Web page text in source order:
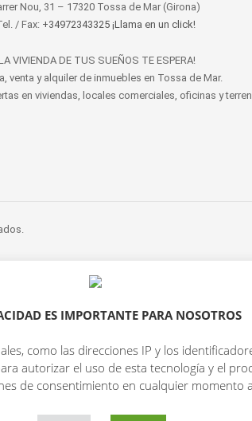
Nou, 31 – 17320 Tossa de Mar (Girona)
/ Fax: +34972343325 ¡Llama en un click!
VIVIENDA DE TUS SUEÑOS TE ESPERA!
venta y alquiler de inmuebles en Tossa de Mar.
en viviendas, locales comerciales, oficinas y
ES IMPORTANTE PARA NOSOTROS
como las direcciones IP y los
autorizar el uso de esta tecnología y el
de consentimiento en cualquier momento